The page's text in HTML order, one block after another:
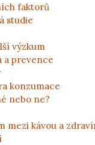
faktorů
studie
výzkum
a prevence
konzumace
nebo ne?
mezi kávou a